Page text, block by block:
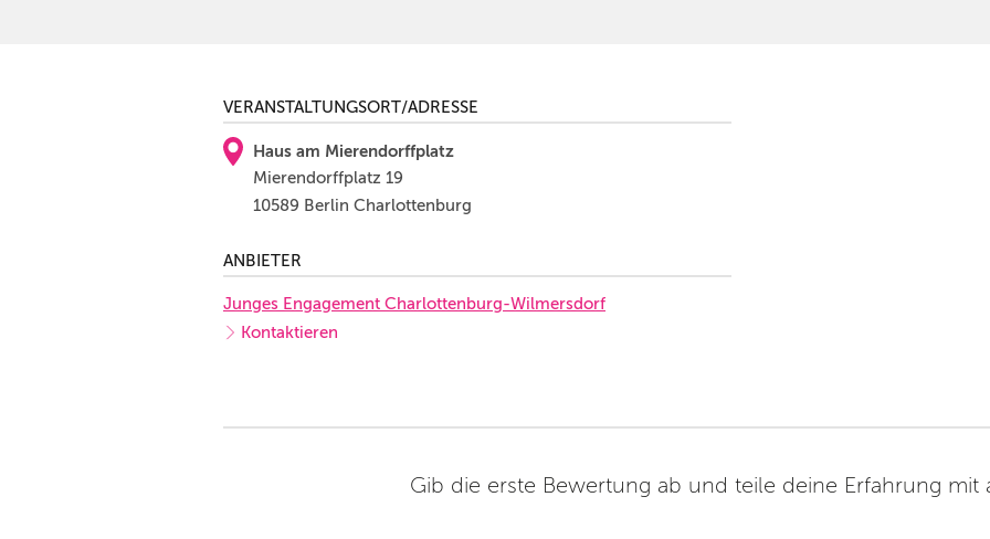
VERANSTALTUNGSORT/ADRESSE
Haus am Mierendorffplatz
Mierendorffplatz 19
10589 Berlin Charlottenburg
ANBIETER
Junges Engagement Charlottenburg-Wilmersdorf
Kontaktieren
Gib die erste Bewertung ab und teile deine Erfahrung mit